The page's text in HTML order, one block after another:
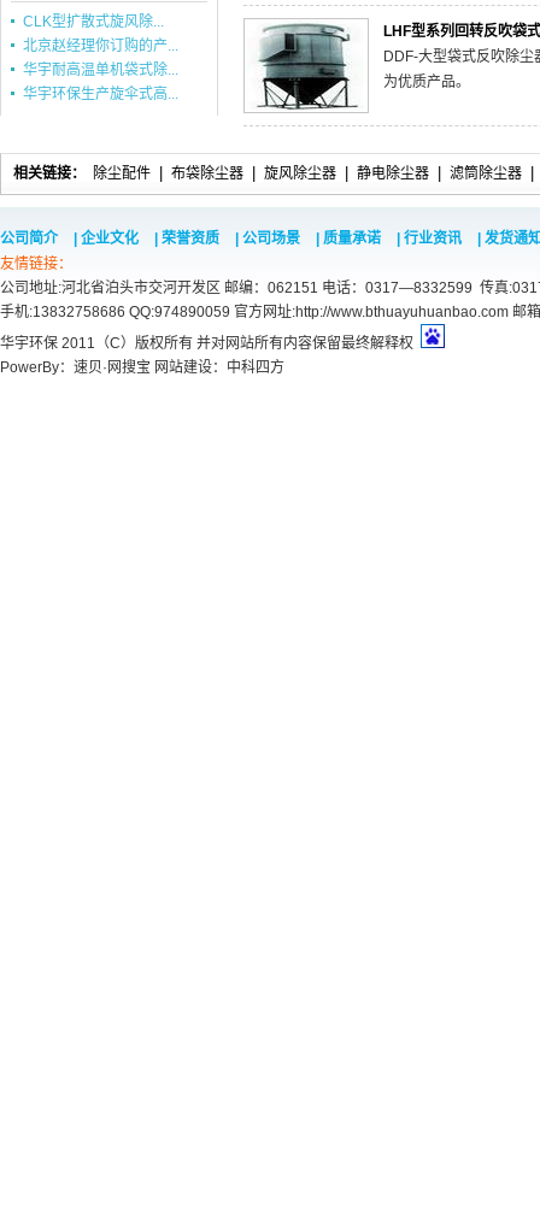
LHF型系列回转反吹袋
DDF-大型袋式反吹除
为优质产品。
CLK型扩散式旋风除...
北京赵经理你订购的产...
华宇耐高温单机袋式除...
华宇环保生产旋伞式高...
相关链接： 除尘配件 布袋除尘器 旋风除尘器 静电除尘器 滤筒除尘器
公司简介 企业文化 荣誉资质 公司场景 质量承诺 行业资讯
发货通
友情链接：
公司地址:河北省泊头市交河开发区 邮编：062151 电话：0317—8332599 传真
手机:13832758686 QQ:974890059 官方网址:http://www.bthuayuhuanbao.com 邮
华宇环保 2011（C）版权所有 并对网站所有内容保留最终解释权
PowerBy： 速贝·网搜宝 网站建设：中科四方